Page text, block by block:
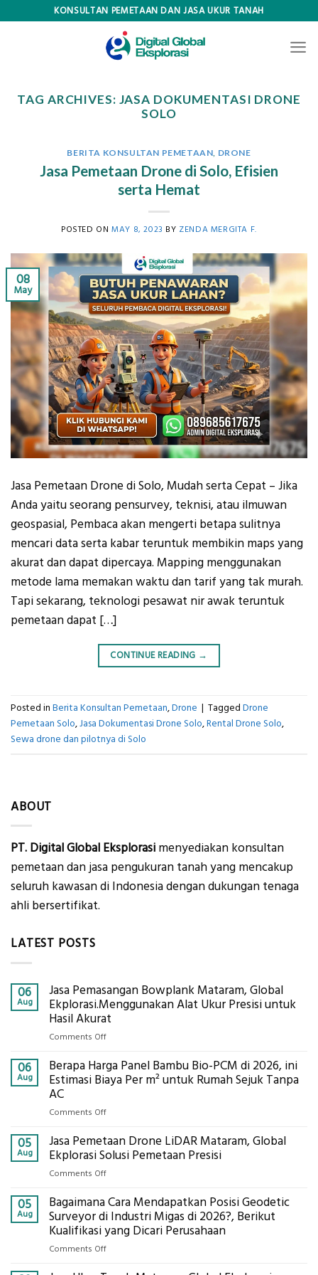
KONSULTAN PEMETAAN DAN JASA UKUR TANAH
TAG ARCHIVES: JASA DOKUMENTASI DRONE
SOLO
BERITA KONSULTAN PEMETAAN DRONE
Jasa Pemetaan Drone di Solo, Efisien
serta Hemat
POSTED ONMAY 8, 2023 BY ZENDA MERGITA F.
08
May
Jasa Pemetaan Drone di Solo, Mudah serta Cepat – Jika
Anda yaitu seorang pensurvey, teknisi, atau ilmuwan
geospasial, Pembaca akan mengerti betapa sulitnya
mencari data serta kabar teruntuk membikin maps yang
akurat dan dapat dipercaya. Mapping menggunakan
metode lama memakan waktu dan tarif yang tak murah.
Tapi sekarang, teknologi pesawat nir awak teruntuk
pemetaan dapat […]
CONTINUE READING →
Posted in Berita Konsultan Pemetaan,Drone | Tagged Drone
Pemetaan Solo,Jasa Dokumentasi Drone Solo,Rental Drone Solo,
Sewa drone dan pilotnya di Solo
ABOUT
PT. Digital Global Eksplorasi menyediakan konsultan
pemetaan dan jasa pengukuran tanah yang mencakup
seluruh kawasan di Indonesia dengan dukungan tenaga
ahli bersertifikat.
LATEST POSTS
06
Aug
Jasa Pemasangan Bowplank Mataram, Global
Ekplorasi.Menggunakan Alat Ukur Presisi untuk
Hasil Akurat
Comments Offon
Pemasangan
Bowplank
Ukur
Presisi
untuk
Akurat
06
Aug
Berapa Harga Panel Bambu Bio-PCM di 2026, ini
Estimasi Biaya Per m² untuk Rumah Sejuk Tanpa
AC
Comments Offon
Harga
Panel
di
2026,
ini
Estimasi
05
Aug
Jasa Pemetaan Drone LiDAR Mataram, Global
Ekplorasi Solusi Pemetaan Presisi
Comments Offon
Pemetaan
Drone
LiDAR
Mataram,
05
Aug
Bagaimana Cara Mendapatkan Posisi Geodetic
Surveyor di Industri Migas di 2026?, Berikut
Kualifikasi yang Dicari Perusahaan
Comments Offon